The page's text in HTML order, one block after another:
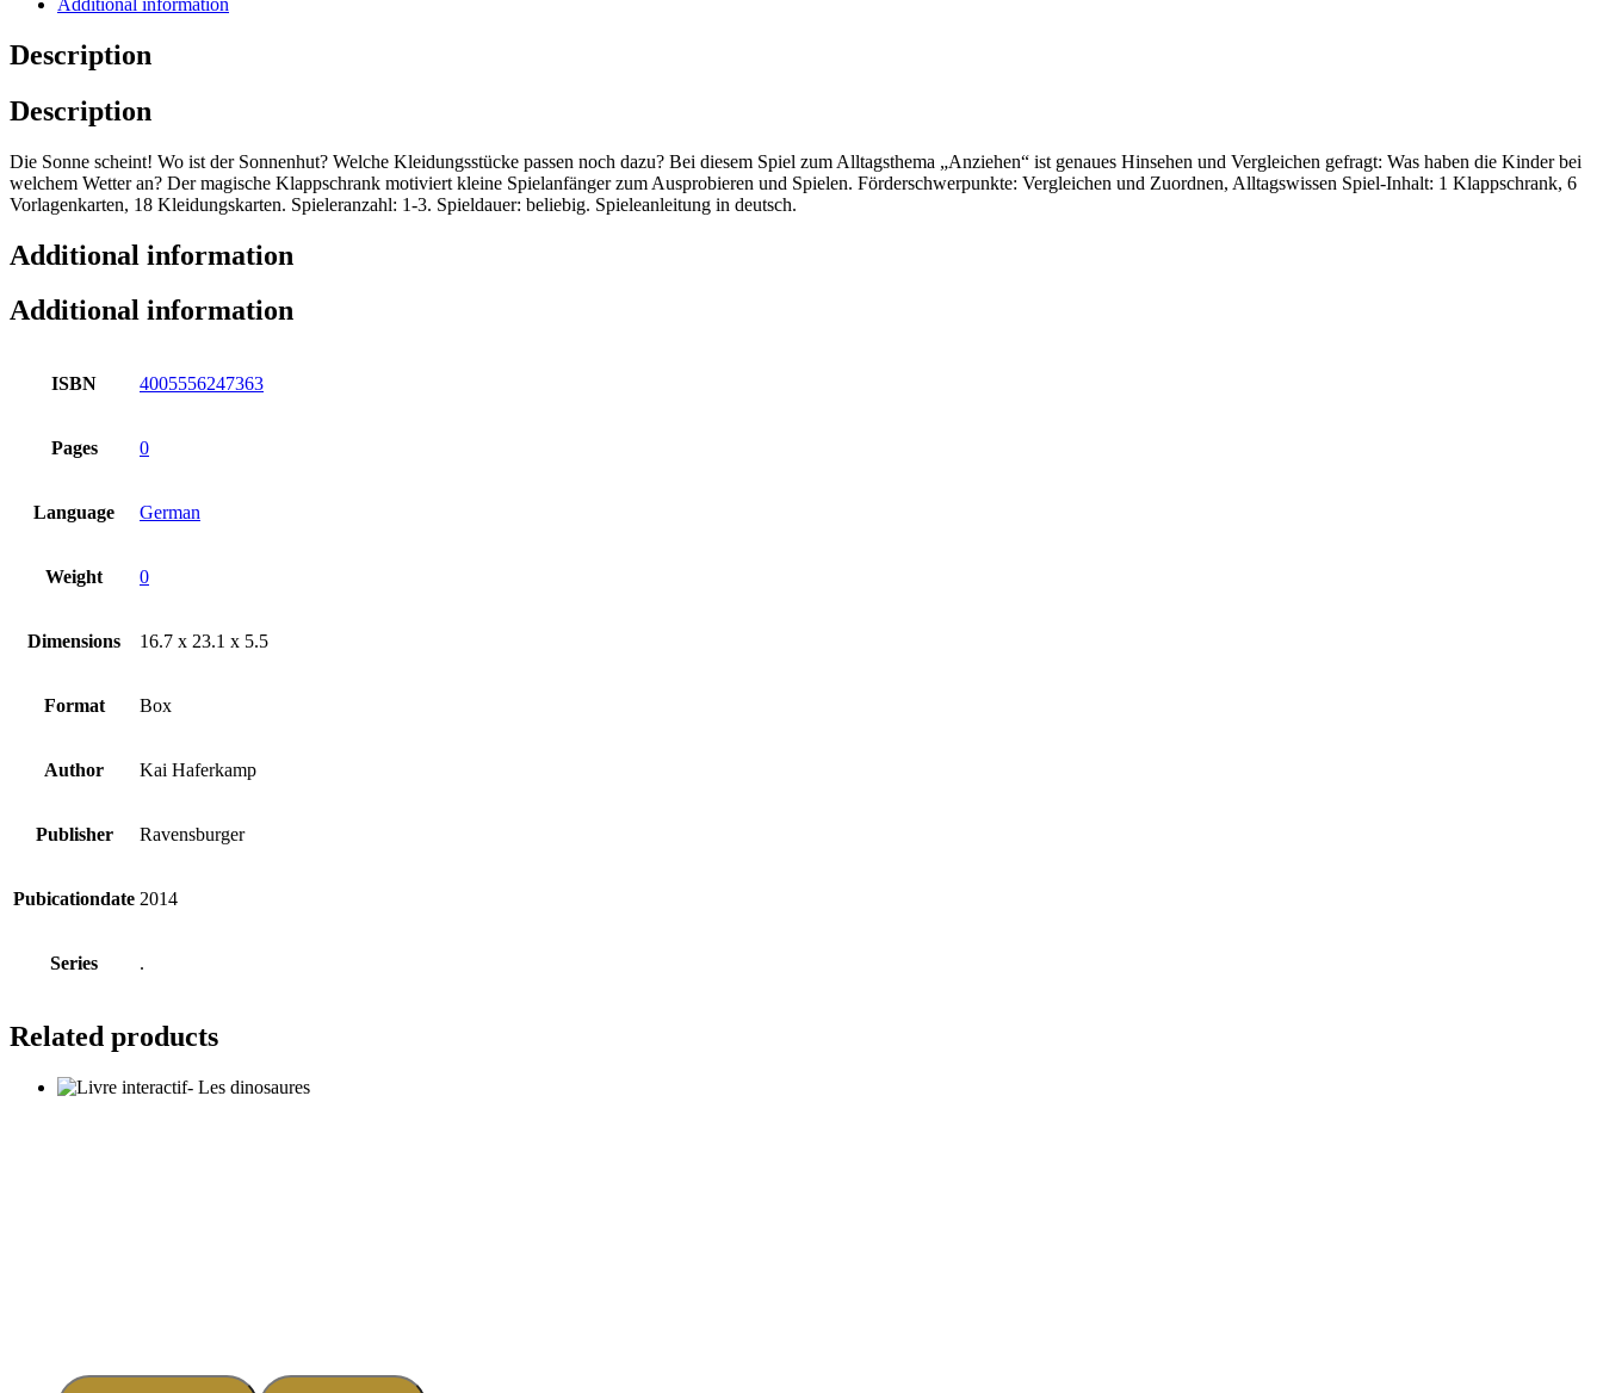
Description
Description
Die Sonne scheint! Wo ist der Sonnenhut? Welche Kleidungsstücke passen noch dazu? Bei diesem Spiel zum Alltagsthema „Anziehen“ ist genaues Hinsehen und Vergleichen gefragt: Was haben die Kinder bei
welchem Wetter an? Der magische Klappschrank motiviert kleine Spielanfänger zum Ausprobieren und Spielen. Förderschwerpunkte: Vergleichen und Zuordnen, Alltagswissen Spiel-Inhalt: 1 Klappschrank, 6
Vorlagenkarten, 18 Kleidungskarten. Spieleranzahl: 1-3. Spieldauer: beliebig. Spieleanleitung in deutsch.
Additional information
Additional information
ISBN 4005556247363
Pages 0
Language German
Weight 0
Dimensions 16.7 x 23.1 x 5.5
Format Box
Author Kai Haferkamp
Publisher Ravensburger
Pubicationdate 2014
Series .
Related products